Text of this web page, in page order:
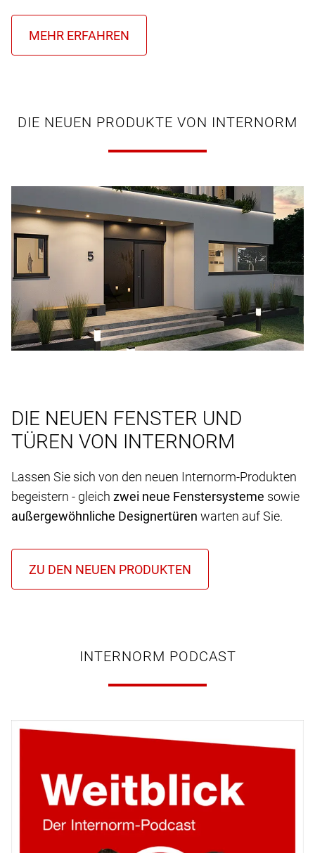
DIE NEUEN PRODUKTE VON INTERNORM
DIE NEUEN FENSTER UND
TÜREN VON INTERNORM
Lassen Sie sich von den neuen Internorm-Produkten
begeistern - gleich zwei neue Fenstersysteme sowie
außergewöhnliche Designertüren warten auf Sie.
INTERNORM PODCAST